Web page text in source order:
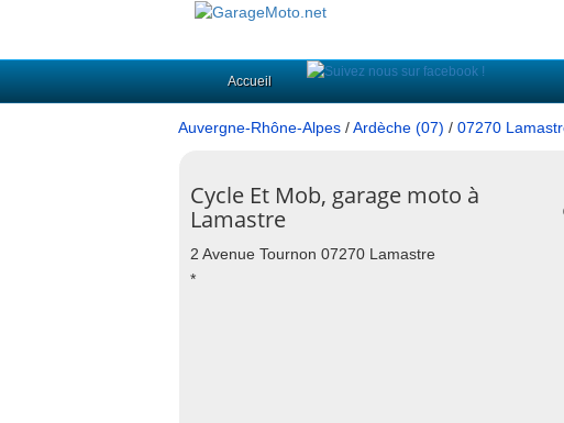
Accueil
Auvergne-Rhône-Alpes /Ardèche (07) / 07270
Cycle Et Mob, garage moto à
Lamastre
2 Avenue Tournon 07270 Lamastre
*